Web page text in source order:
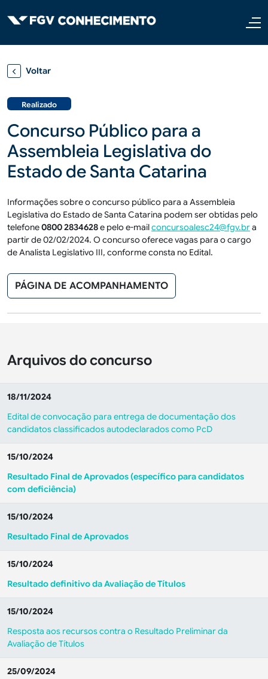
Voltar
Realizado
Concurso Público para a
Assembleia Legislativa do
Estado de Santa Catarina
Informações sobre o concurso público para a Assembleia
Legislativa do Estado de Santa Catarina podem ser obtidas pelo
telefone0800 2834628e pelo e-mailconcursoalesc24@fgv.bra
partir de 02/02/2024. O concurso oferece vagas para o cargo
de Analista Legislativo III, conforme consta no Edital.
PÁGINA DE ACOMPANHAMENTO
Arquivos do concurso
18/11/2024
Edital de convocação para entrega de documentação dos
candidatos classificados autodeclarados como PcD
15/10/2024
Resultado Final de Aprovados (específico para candidatos
com deficiência)
15/10/2024
Resultado Final de Aprovados
15/10/2024
Resultado definitivo da Avaliação de Títulos
15/10/2024
Resposta aos recursos contra o Resultado Preliminar da
Avaliação de Títulos
25/09/2024